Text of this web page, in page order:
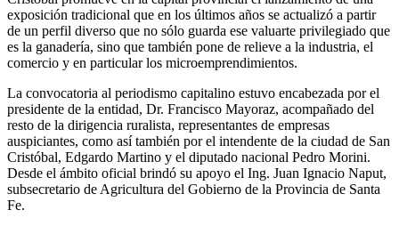
exposición tradicional que en los últimos años se actualizó a partir
de un perfil diverso que no sólo guarda ese valuarte privilegiado que
es la ganadería, sino que también pone de relieve a la industria, el
comercio y en particular los microemprendimientos.
La convocatoria al periodismo capitalino estuvo encabezada por el
presidente de la entidad, Dr. Francisco Mayoraz, acompañado del
resto de la dirigencia ruralista, representantes de empresas
auspiciantes, como así también por el intendente de la ciudad de San
Cristóbal, Edgardo Martino y el diputado nacional Pedro Morini.
Desde el ámbito oficial brindó su apoyo el Ing. Juan Ignacio Naput,
subsecretario de Agricultura del Gobierno de la Provincia de Santa
Fe.